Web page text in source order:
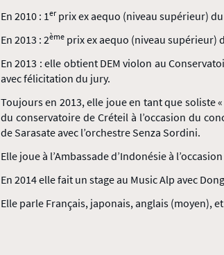
En 2010 : 1erprix ex aequo (niveau supérieur)
En 2013 : 2ème prix ex aequo (niveau supérieur)
En 2013 : elle obtient DEM violon au
avec félicitation du jury.
Toujours en 2013, elle joue en tant que soliste
du conservatoire de Créteil à l’occasion du
de Sarasate avec l’orchestre Senza Sordini.
Elle joue à l’Ambassade d’Indonésie à
En 2014 elle fait un stage au Music Alp avec
Elle parle Français, japonais, anglais (moyen),